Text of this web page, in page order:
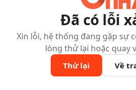
Đã có lỗi
Xin lỗi, hệ thống đang gặp sự
lòng thử lại hoặc quay
Thử lại Về